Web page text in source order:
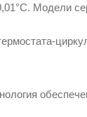
Модели